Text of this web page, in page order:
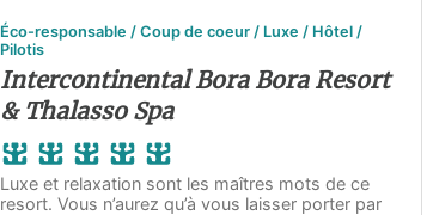
Éco-responsable / Coup de coeur / Luxe / Hôtel /
Pilotis
Intercontinental Bora Bora Resort
& Thalasso Spa
Luxe et relaxation sont les maîtres mots de ce
resort. Vous n’aurez qu’à vous laisser porter par